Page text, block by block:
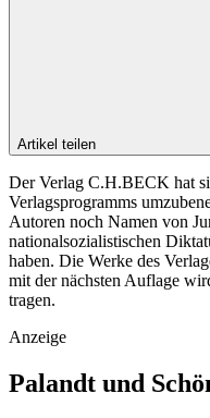
Artikel teilen
Der Verlag C.H.BECK hat
Verlagsprogramms
Autoren noch Namen von
nationalsozialistischen
haben. Die Werke des
mit der nächsten Auflage
tragen.
Anzeige
Palandt und